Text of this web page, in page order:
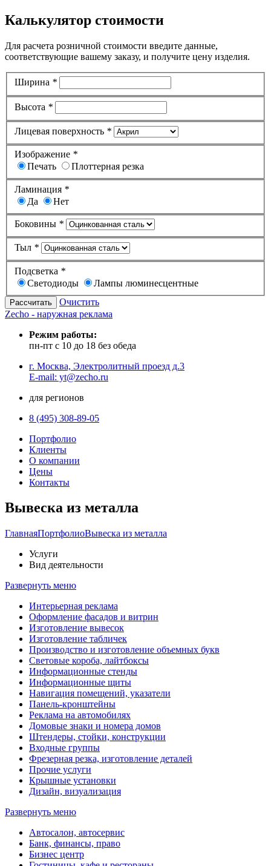
Калькулятор стоимости
Для расчета розничной стоимости введите данные,
соответствующие вашему заказу, и получите цену изделия.
Ширина *
Высота *
Лицевая поверхность *
Изображение *
Печать
Плоттерная резка
Ламинация *
Да
Нет
Боковины *
Тыл *
Подсветка *
Светодиоды
Лампы люминесцентные
Очистить
Zecho - наружная реклама
Режим работы:
пн-пт с 10 до 18 без обеда
г. Москва, Электролитный проезд д.3
E-mail: yt@zecho.ru
для регионов
8 (495) 308-89-05
Портфолио
Клиенты
О компании
Цены
Контакты
Вывеска из металла
ГлавнаяПортфолиоВывеска из металла
Услуги
Вид деятельности
Развернуть меню
Интерьерная реклама
Оформление фасадов и витрин
Изготовление вывесок
Изготовление табличек
Производство и изготовление объемных букв
Световые короба, лайтбоксы
Информационные стенды
Информационные щиты
Навигация помещений, указатели
Панель-кронштейны
Реклама на автомобилях
Домовые знаки и номера домов
Штендеры, стойки, конструкции
Входные группы
Фрезерная резка, изготовление деталей
Прочие услуги
Крышные установки
Дизайн, визуализация
Развернуть меню
Автосалон, автосервис
Банк, финансы, право
Бизнес центр